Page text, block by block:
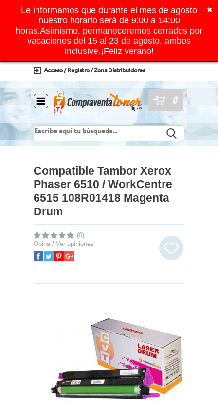
✖
Le informamos que durante el mes de agosto
nuestro horario será de 9:00 a 14:00
horas.Asimismo, permaneceremos cerrados por
vacaciones del 15 al 23 de agosto, ambos
inclusive.¡Feliz verano!
Acceso / Registro / Zona Distribuidores
0
Compatible Tambor Xerox
Phaser 6510 / WorkCentre
6515 108R01418 Magenta
Drum
(0)
Opina / Ver opiniones